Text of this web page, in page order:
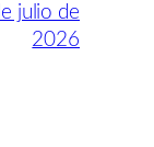
julio de
2026